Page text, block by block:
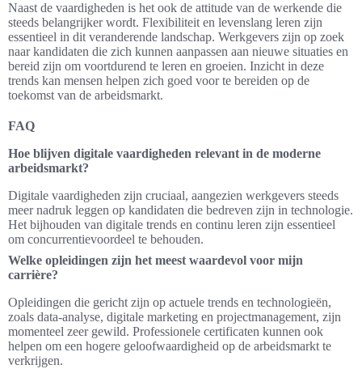
Naast de vaardigheden is het ook de attitude van de werkende die
steeds belangrijker wordt. Flexibiliteit en levenslang leren zijn
essentieel in dit veranderende landschap. Werkgevers zijn op zoek
naar kandidaten die zich kunnen aanpassen aan nieuwe situaties en
bereid zijn om voortdurend te leren en groeien. Inzicht in deze
trends kan mensen helpen zich goed voor te bereiden op de
toekomst van de arbeidsmarkt.
FAQ
Hoe blijven digitale vaardigheden relevant in de moderne
arbeidsmarkt?
Digitale vaardigheden zijn cruciaal, aangezien werkgevers steeds
meer nadruk leggen op kandidaten die bedreven zijn in technologie.
Het bijhouden van digitale trends en continu leren zijn essentieel
om concurrentievoordeel te behouden.
Welke opleidingen zijn het meest waardevol voor mijn
carrière?
Opleidingen die gericht zijn op actuele trends en technologieën,
zoals data-analyse, digitale marketing en projectmanagement, zijn
momenteel zeer gewild. Professionele certificaten kunnen ook
helpen om een hogere geloofwaardigheid op de arbeidsmarkt te
verkrijgen.